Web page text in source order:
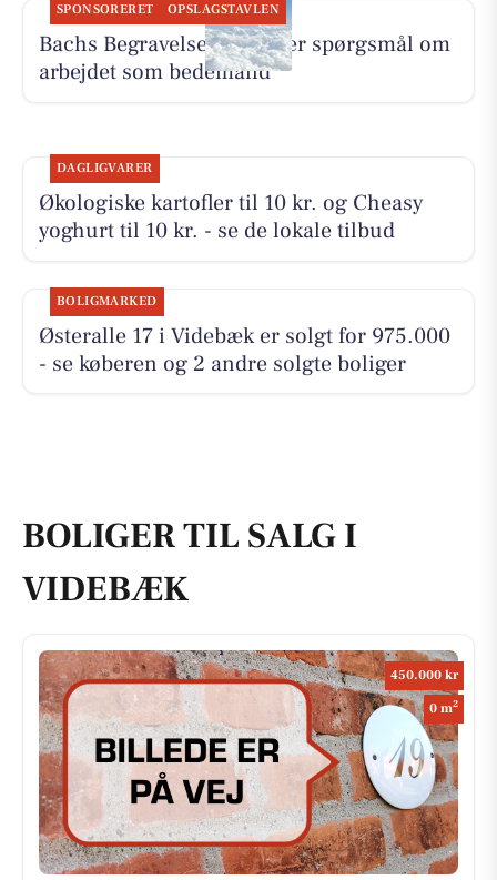
SPONSORERET OPSLAGSTAVLEN
Bachs Begravelser besvarer spørgsmål om
arbejdet som bedemand
DAGLIGVARER
Økologiske kartofler til 10 kr. og Cheasy
yoghurt til 10 kr. - se de lokale tilbud
BOLIGMARKED
Østeralle 17 i Videbæk er solgt for 975.000
- se køberen og 2 andre solgte boliger
BOLIGER TIL SALG I
VIDEBÆK
450.000 kr
0 m2